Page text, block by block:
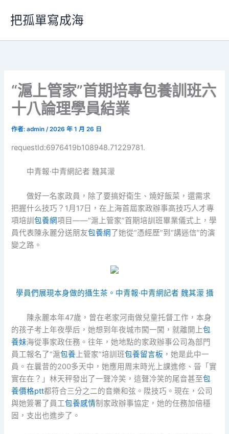
要
把孤單寫成海
“滬上管家”首期培專包養訓班六
十八論理學員結業
作者:admin/2026 年 1 月 26 日
requestId:6976419b108948.71229781.
中青報·中青網記者 魏其濛
做好一名家政員，除了要搞好衛生、燒好飯菜，還需求
把握什么技巧？1月17日，在上海首屆家政辦事高技巧人才專
項培訓包養網項目——“滬上管家”首期培訓班畢業儀式上，學
員代表陳永麗分送朋友包養網了她從“憑經歷”到“講迷信”的演
變之路。
學員們展現本身做的攝生茶。中青報·中青網記者 魏其濛 攝
陳永麗本年47歲，曾在老家河南做兒童托督工作，本身
的孩子考上年夜學后，她想到年夜城市闖一闖，就離開上包
養妹海從事家政任務。往年，她地點的家政辦事公司為部門
員工報名了“滬包養 上管家”培訓班包養留言板 ，她是此中一
員。在曩昔的200多天中，她應用周末時光上課進修、晉「實
實在在？」林天秤發出了一聲冷笑，這聲冷笑的尾音甚至包
養價格ptt都符合三分之二的音樂和弦。陞技巧。現在，公司
與她簽署了員工包養感情制家政辦事協定，她的任務加倍穩
固，支出也進步了。